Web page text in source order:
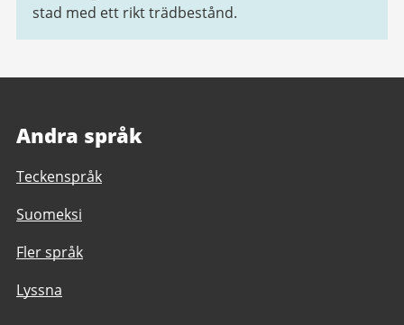
stad med ett rikt trädbestånd.
Andra språk
Teckenspråk
Suomeksi
Fler språk
Lyssna